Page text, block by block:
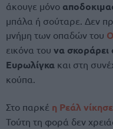
άκουγε μόνο
μπάλα ή σούταρε. Δεν
μνήμη των οπαδών του
εικόνα του να σκοράρει
Ευρωλίγκα και στη
κούπα.
Στο παρκέ η Ρεάλ
Τούτη τη φορά δεν